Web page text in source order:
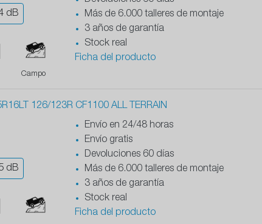
dB
Campo
Más de 6.000 talleres de montaje
3 años de garantía
Stock real
Ficha del producto
126/123R CF1100 ALL TERRAIN
dB
Envío en 24/48 horas
Envío gratis
Devoluciones 60 días
Más de 6.000 talleres de montaje
3 años de garantía
Stock real
Ficha del producto